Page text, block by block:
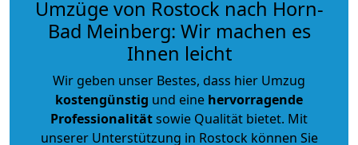
Umzüge von Rostock nach Horn-
Bad Meinberg: Wir machen es
Ihnen leicht
Wir geben unser Bestes, dass hier Umzug
kostengünstig und eine hervorragende
Professionalitätsowie Qualität bietet. Mit
unserer Unterstützung in Rostock können Sie